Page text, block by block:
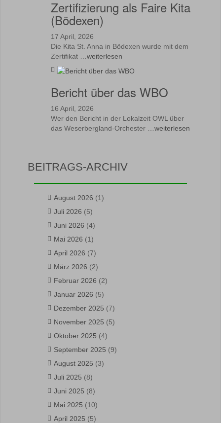
Zertifizierung als Faire Kita
(Bödexen)
17 April, 2026
Die Kita St. Anna in Bödexen wurde mit dem
Zertifikat …weiterlesen
Bericht über das WBO
16 April, 2026
Wer den Bericht in der Lokalzeit OWL über
das Weserbergland-Orchester … weiterlesen
BEITRAGS-ARCHIV
August 2026 (1)
Juli 2026 (5)
Juni 2026 (4)
Mai 2026 (1)
April 2026 (7)
März 2026 (2)
Februar 2026 (2)
Januar 2026 (5)
Dezember 2025 (7)
November 2025 (5)
Oktober 2025 (4)
September 2025 (9)
August 2025 (3)
Juli 2025 (8)
Juni 2025 (8)
Mai 2025 (10)
April 2025 (5)